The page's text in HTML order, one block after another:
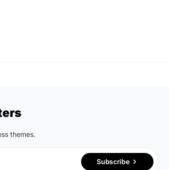
themes.
Subscribe